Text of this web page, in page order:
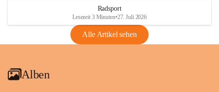
VBl. EU Nr. 18_2026
Radsport
Lesezeit 3 Minuten•27. Juli 2026
Alle Artikel sehen
Alben